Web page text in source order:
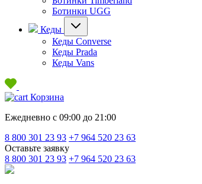
Ботинки UGG
Кеды
Кеды Converse
Кеды Prada
Кеды Vans
Корзина
Ежедневно с 09:00 до 21:00
8 800 301 23 93 +7 964 520 23 63
Оставьте заявку
8 800 301 23 93 +7 964 520 23 63